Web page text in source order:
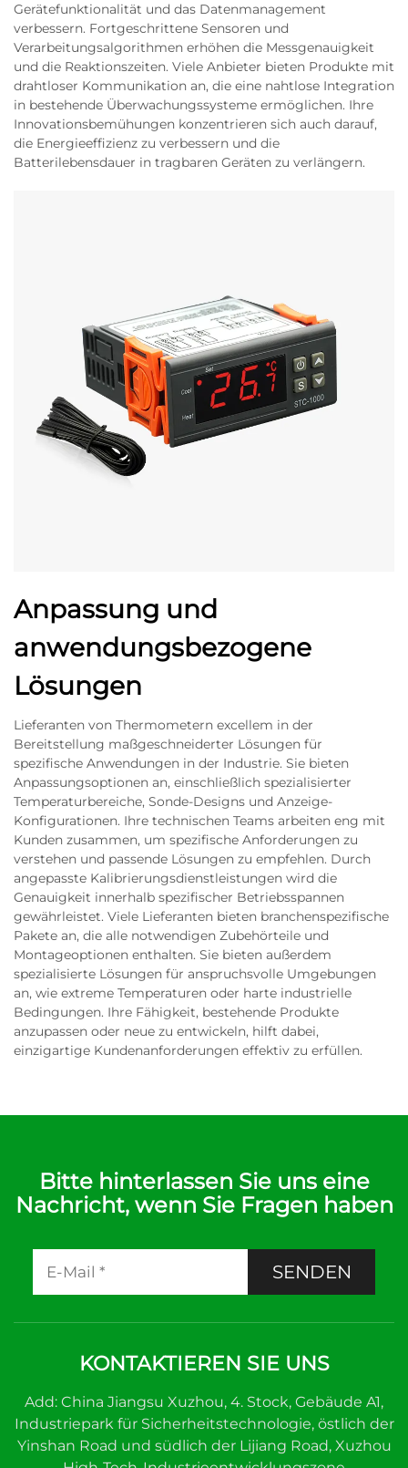
Gerätefunktionalität und das Datenmanagement
verbessern. Fortgeschrittene Sensoren und
Verarbeitungsalgorithmen erhöhen die Messgenauigkeit
und die Reaktionszeiten. Viele Anbieter bieten Produkte mit
drahtloser Kommunikation an, die eine nahtlose Integration
in bestehende Überwachungssysteme ermöglichen. Ihre
Innovationsbemühungen konzentrieren sich auch darauf,
die Energieeffizienz zu verbessern und die
Batterilebensdauer in tragbaren Geräten zu verlängern.
Anpassung und
anwendungsbezogene
Lösungen
Lieferanten von Thermometern excellem in der
Bereitstellung maßgeschneiderter Lösungen für
spezifische Anwendungen in der Industrie. Sie bieten
Anpassungsoptionen an, einschließlich spezialisierter
Temperaturbereiche, Sonde-Designs und Anzeige-
Konfigurationen. Ihre technischen Teams arbeiten eng mit
Kunden zusammen, um spezifische Anforderungen zu
verstehen und passende Lösungen zu empfehlen. Durch
angepasste Kalibrierungsdienstleistungen wird die
Genauigkeit innerhalb spezifischer Betriebsspannen
gewährleistet. Viele Lieferanten bieten branchenspezifische
Pakete an, die alle notwendigen Zubehörteile und
Montageoptionen enthalten. Sie bieten außerdem
spezialisierte Lösungen für anspruchsvolle Umgebungen
an, wie extreme Temperaturen oder harte industrielle
Bedingungen. Ihre Fähigkeit, bestehende Produkte
anzupassen oder neue zu entwickeln, hilft dabei,
einzigartige Kundenanforderungen effektiv zu erfüllen.
Bitte hinterlassen Sie uns eine
Nachricht, wenn Sie Fragen haben
SENDEN
KONTAKTIEREN SIE UNS
Add: China Jiangsu Xuzhou, 4. Stock, Gebäude A1,
Industriepark für Sicherheitstechnologie, östlich der
Yinshan Road und südlich der Lijiang Road, Xuzhou